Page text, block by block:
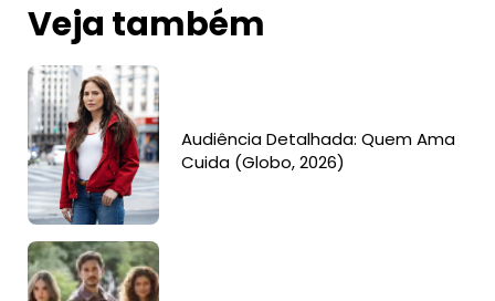
Veja também
Audiência Detalhada: Quem Ama
Cuida (Globo, 2026)